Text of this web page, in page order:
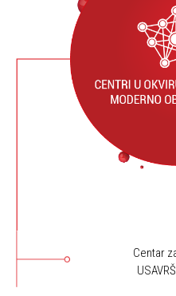
Centar